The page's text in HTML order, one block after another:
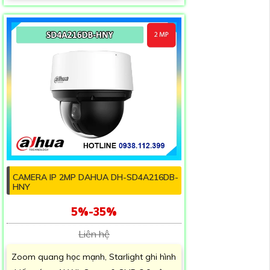
CAMERA IP 2MP DAHUA DH-SD4A216DB-
HNY
5%-35%
Liên hệ
Zoom quang học mạnh, Starlight ghi hình